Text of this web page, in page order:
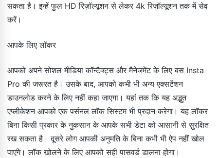
सकता है। इन्हें फुल HD रिज़ॉल्यूशन से लेकर 4k रिज़ॉल्यूशन तक में सेव
करें।
आपके लिए लॉकर
आपको अपने सोशल मीडिया कॉन्टैक्ट्स और मैनेजमेंट के लिए बस Insta
Pro की जरूरत है। उसके बाद, आपको कभी भी अन्य एक्सटेंशन
डाउनलोड करने के लिए नहीं कहा जाएगा। यहां तक ​​कि यह अद्भुत
एप्लीकेशन आपको एक पर्सनल लॉक सिस्टम भी प्रदान करेगा। यह लॉकर
बिना किसी प्रकार के नुकसान के आपके सभी डेटा को आसानी से सुरक्षित
रख सकता है। दूसरे लोग आपकी अनुमति के बिना कभी भी ऐप नहीं खोल
पाएंगे। लॉक खोलने के लिए आपको सही पासवर्ड डालना होगा।